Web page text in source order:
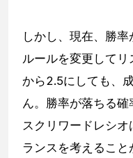
しかし、現在、勝
ルールを変更して
から2.5にしても、
ん。勝率が落ちる確
スクリワードレシ
ランスを考えること